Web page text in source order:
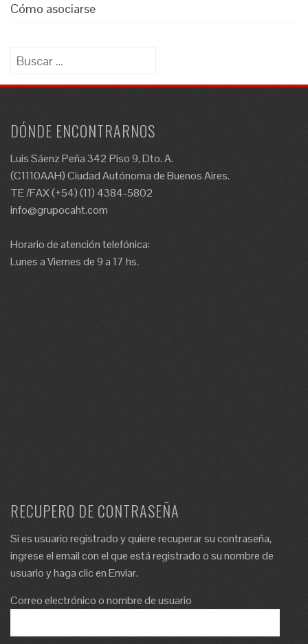
Cómo asociarse
Buscar:
DÓNDE ENCONTRARNOS
Luis Sáenz Peña 342 Piso 9, Dto. A.
(C1110AAH) Ciudad Autónoma de Buenos Aires.
TE /FAX (+54) (11) 4384-5802
info@grupocaht.com
Horario de atención telefónica:
Lunes a Viernes de 9 a 17 hs.
RECUPERO DE CONTRASEÑA
Si es usuario registrado y quiere recuperar su contraseña,
ingrese el email con el que está registrado o su nombre de
usuario y haga clic en Enviar.
Correo electrónico o nombre de usuario